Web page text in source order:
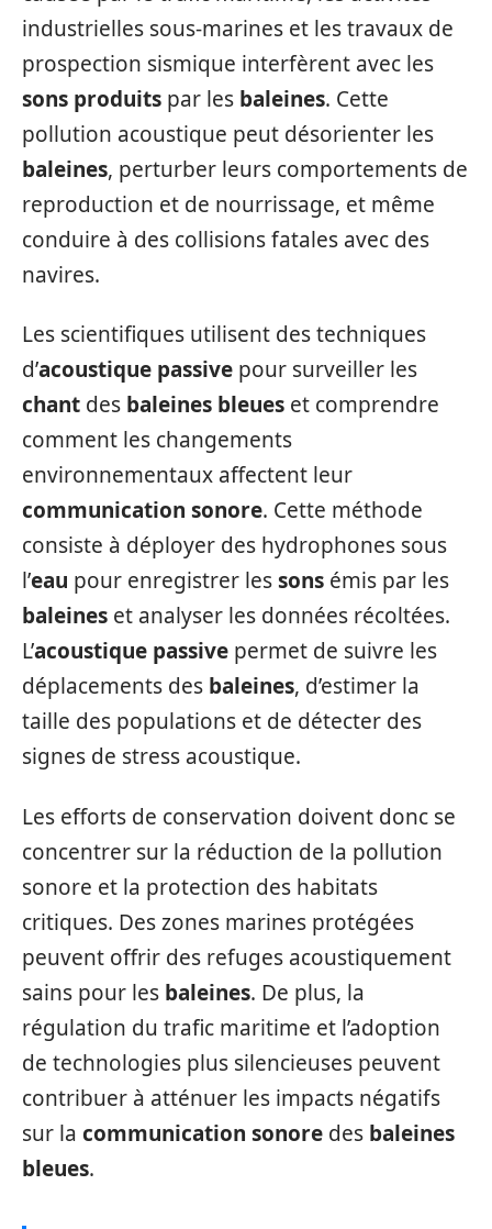
industrielles sous-marines et les travaux de
prospection sismique interfèrent avec les
sons produits par les baleines. Cette
pollution acoustique peut désorienter les
baleines, perturber leurs comportements de
reproduction et de nourrissage, et même
conduire à des collisions fatales avec des
navires.
Les scientifiques utilisent des techniques
d’acoustique passive pour surveiller les
chant des baleines bleues et comprendre
comment les changements
environnementaux affectent leur
communication sonore. Cette méthode
consiste à déployer des hydrophones sous
l’eau pour enregistrer lessons émis par les
baleines et analyser les données récoltées.
L’acoustique passive permet de suivre les
déplacements des baleines, d’estimer la
taille des populations et de détecter des
signes de stress acoustique.
Les efforts de conservation doivent donc se
concentrer sur la réduction de la pollution
sonore et la protection des habitats
critiques. Des zones marines protégées
peuvent offrir des refuges acoustiquement
sains pour les baleines. De plus, la
régulation du trafic maritime et l’adoption
de technologies plus silencieuses peuvent
contribuer à atténuer les impacts négatifs
sur la communication sonore des baleines
bleues.